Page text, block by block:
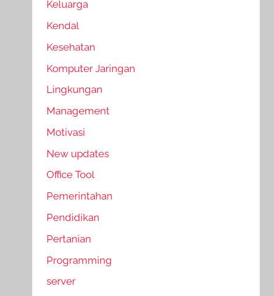
Keluarga
Kendal
Kesehatan
Komputer Jaringan
Lingkungan
Management
Motivasi
New updates
Office Tool
Pemerintahan
Pendidikan
Pertanian
Programming
server